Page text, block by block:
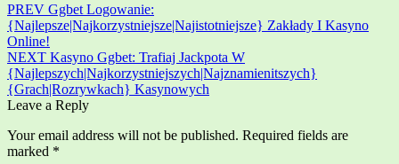
PREV Ggbet Logowanie:
{Najlepsze|Najkorzystniejsze|Najistotniejsze} Zakłady I Kasyno
Online!
NEXT Kasyno Ggbet: Trafiaj Jackpota W
{Najlepszych|Najkorzystniejszych|Najznamienitszych}
{Grach|Rozrywkach} Kasynowych
Leave a Reply
Your email address will not be published. Required fields are
marked *